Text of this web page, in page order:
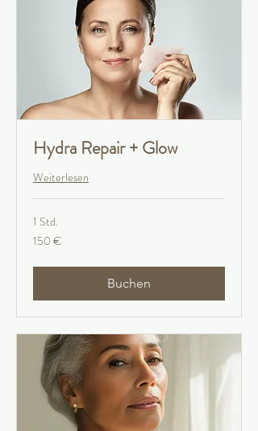
Hydra Repair + Glow
Weiterlesen
1 Std.
150
Euro
150 €
Buchen